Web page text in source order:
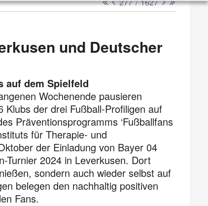
und Deutscher
auf dem Spielfeld
Wochenende pausieren
der drei Fußball-Profiligen auf
Präventionsprogramms ‘Fußballfans
für Therapie- und
der Einladung von Bayer 04
Turnier 2024 in Leverkusen. Dort
sondern auch wieder selbst auf
belegen den nachhaltig positiven
Fans.